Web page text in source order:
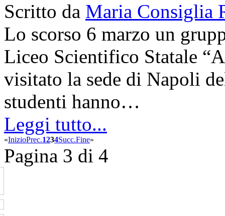
Scritto da Maria Consiglia
Lo scorso 6 marzo un
Liceo Scientifico Statale
visitato la sede di Napoli
studenti hanno…
Leggi tutto...
«InizioPrec.1234Succ.Fine»
Pagina 3 di 4